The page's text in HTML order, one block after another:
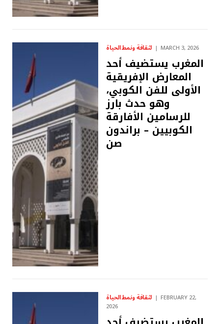
لثقافة ونمط الحياة MARCH 3, 2026
المغرب يستضيف أحد
المعارض الإفريقية
الأولى للفن الكوبي،
وهو حدث بارز
للرسامين الأفارقة
الكوبيين – براندون
صن
لثقافة ونمط الحياة FEBRUARY 22,
2026